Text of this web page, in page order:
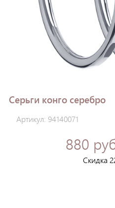
Серьги конго серебро
Артикул: 94140071
880
Скидка